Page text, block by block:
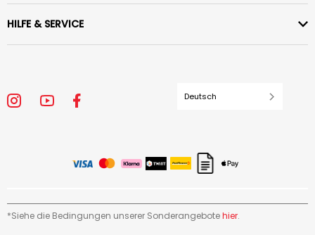
HILFE & SERVICE
Deutsch
*Siehe die Bedingungen unserer Sonderangebotehier.